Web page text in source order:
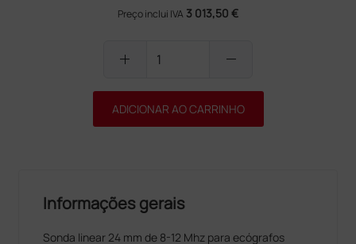
Preço inclui IVA 3 013,50 €
add remove
ADICIONAR AO CARRINHO
Informações gerais
Sonda linear 24 mm de 8-12 Mhz para ecógrafos